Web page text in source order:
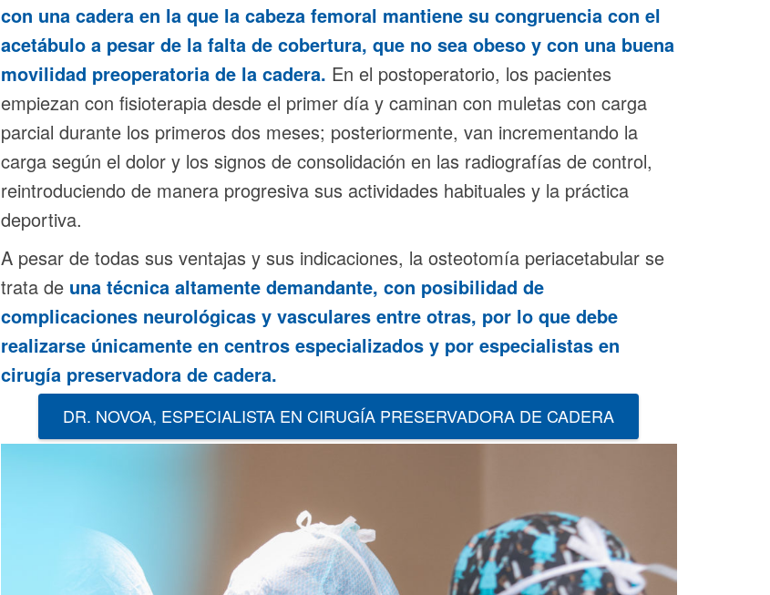
con una cadera en la que la cabeza femoral mantiene su congruencia con el
acetábulo a pesar de la falta de cobertura, que no sea obeso y con una buena
movilidad preoperatoria de la cadera. En el postoperatorio, los pacientes
empiezan con fisioterapia desde el primer día y caminan con muletas con carga
parcial durante los primeros dos meses; posteriormente, van incrementando la
carga según el dolor y los signos de consolidación en las radiografías de control,
reintroduciendo de manera progresiva sus actividades habituales y la práctica
deportiva.
A pesar de todas sus ventajas y sus indicaciones, la osteotomía periacetabular se
trata de una técnica altamente demandante, con posibilidad de
complicaciones neurológicas y vasculares entre otras, por lo que debe
realizarse únicamente en centros especializados y por especialistas en
cirugía preservadora de cadera.
DR. NOVOA, ESPECIALISTA EN CIRUGÍA PRESERVADORA DE CADERA